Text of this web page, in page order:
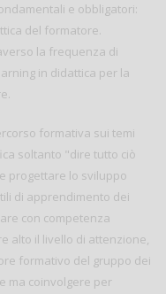
e obbligatori:
del formatore.
la frequenza di
in didattica per la
formativa sui temi
soltanto "dire tutto ciò
progettare lo sviluppo
di apprendimento dei
con competenza
alto il livello di attenzione,
formativo del gruppo dei
ma coinvolgere per